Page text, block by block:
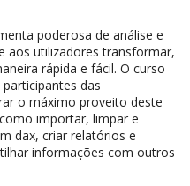
poderosa de análise e
aos utilizadores transformar,
rápida e fácil. O curso
das
o máximo proveito deste
importar, limpar e
dax, criar relatórios e
informações com outros